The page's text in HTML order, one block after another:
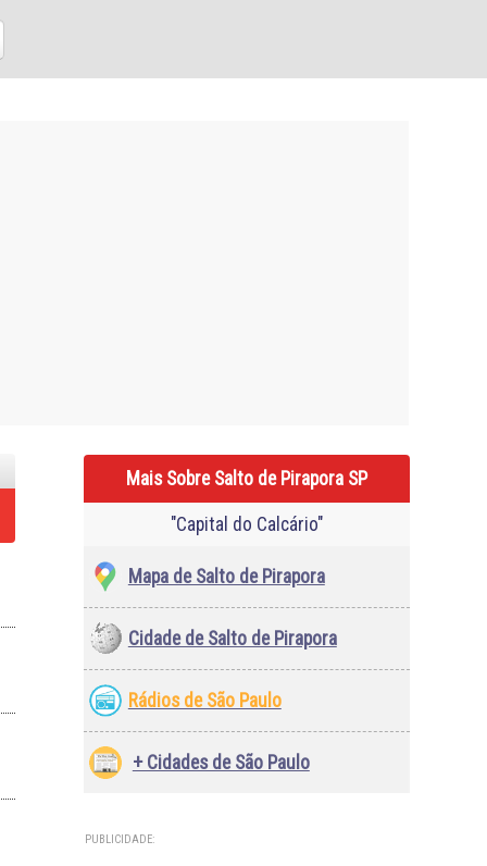
Mais Sobre Salto de Pirapora SP
"Capital do Calcário"
Mapa de Salto de Pirapora
Cidade de Salto de Pirapora
Rádios de São Paulo
+ Cidades de São Paulo
PUBLICIDADE: